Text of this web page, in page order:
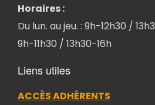
Horaires :
Du lun. au jeu. : 9h-12h30 /
9h-11h30 / 13h30-16h
Liens utiles
ACCÈS ADHÉRENTS